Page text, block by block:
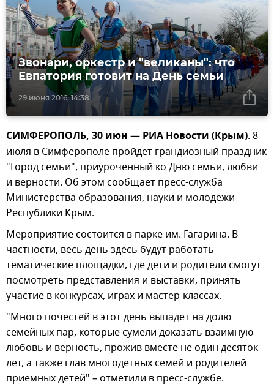
29 июня 2016, 14:38
Звонари, оркестр и "великаны": что
Евпатория готовит на День семьи
СИМФЕРОПОЛЬ, 30 июн — РИА Новости (Крым). 8
июля в Симферополе пройдет грандиозный праздник
"Город семьи", приуроченный ко Дню семьи, любви
и верности. Об этом сообщает пресс-служба
Министерства образования, науки и молодежи
Республики Крым.
Мероприятие состоится в парке им. Гагарина. В
частности, весь день здесь будут работать
тематические площадки, где дети и родители смогут
посмотреть представления и выставки, принять
участие в конкурсах, играх и мастер-классах.
"Много почестей в этот день выпадет на долю
семейных пар, которые сумели доказать взаимную
любовь и верность, прожив вместе не один десяток
лет, а также глав многодетных семей и родителей
приемных детей" – отметили в пресс-службе.